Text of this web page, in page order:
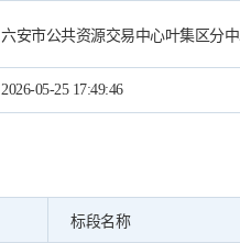
六安市公共资源交易中心叶集区分
2026-05-25 17:49:46
标段名称